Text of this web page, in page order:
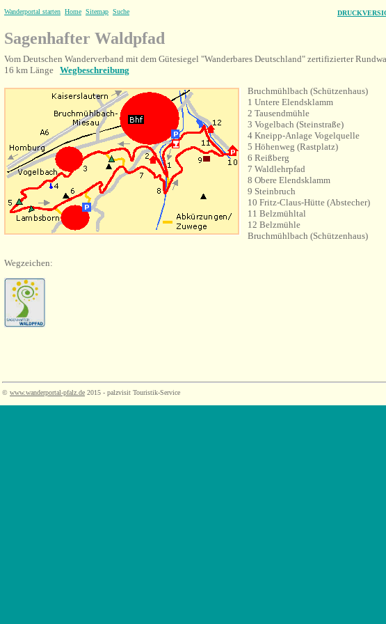
Wanderportal starten Home Sitemap Suche
Sagenhafter Waldpfad
Vom Deutschen Wanderverband mit dem Gütesiegel "Wanderbares Deutschland" zertifizierter
16 km Länge Wegbeschreibung
Bruchmühlbach (Schützenhaus)
1 Untere Elendsklamm
2 Tausendmühle
3 Vogelbach (Steinstraße)
4 Kneipp-Anlage Vogelquelle
5 Höhenweg (Rastplatz)
6 Reißberg
7 Waldlehrpfad
8 Obere Elendsklamm
9 Steinbruch
10 Fritz-Claus-Hütte (Abstecher)
11 Belzmühltal
12 Belzmühle
Bruchmühlbach (Schützenhaus)
Wegzeichen:
© www.wanderportal-pfalz.de 2015 - palzvisit Touristik-Service